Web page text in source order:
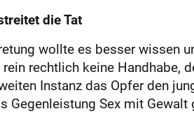
die Tat
wollte es besser wissen
rechtlich keine Handhabe,
Instanz das Opfer den
Gegenleistung Sex mit